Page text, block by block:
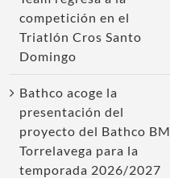
competición en el
Triatlón Cros Santo
Domingo
Bathco acoge la
presentación del
proyecto del Bathco BM
Torrelavega para la
temporada 2026/2027